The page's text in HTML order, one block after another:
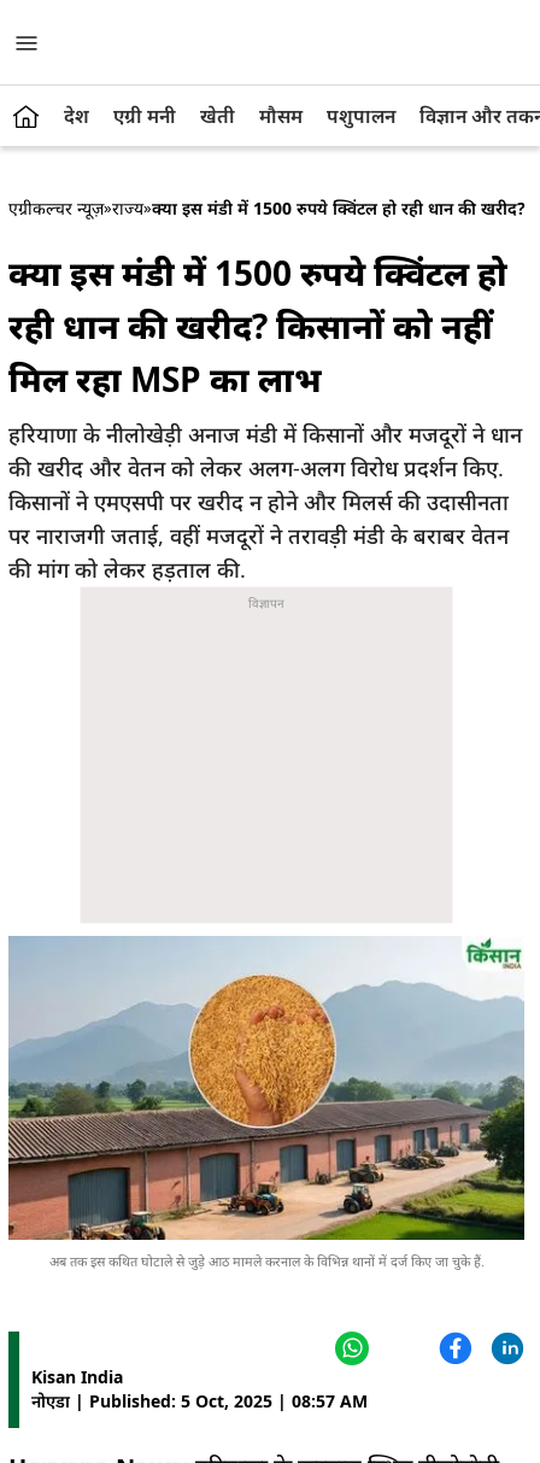
देश एग्री मनी खेती मौसम पशुपालन विज्ञान और
एग्रीकल्चर न्यूज़»राज्य»क्या इस मंडी में 1500 रुपये क्विंटल हो रही धान की खरीद?
क्या इस मंडी में 1500 रुपये क्विंटल हो
रही धान की खरीद? किसानों को नहीं
मिल रहा MSP का लाभ
हरियाणा के नीलोखेड़ी अनाज मंडी में किसानों और मजदूरों ने धान
की खरीद और वेतन को लेकर अलग-अलग विरोध प्रदर्शन किए.
किसानों ने एमएसपी पर खरीद न होने और मिलर्स की उदासीनता
पर नाराजगी जताई, वहीं मजदूरों ने तरावड़ी मंडी के बराबर वेतन
की मांग को लेकर हड़ताल की.
अब तक इस कथित घोटाले से जुड़े आठ मामले करनाल के विभिन्न थानों में दर्ज किए जा चुके हैं.
Kisan India
नोएडा | Published: 5 Oct, 2025 | 08:57 AM